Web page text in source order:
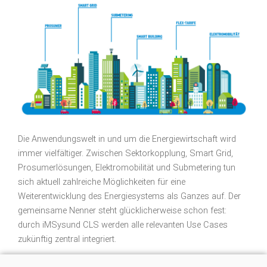
Die Anwendungswelt in und um die Energiewirtschaft wird
immer vielfältiger. Zwischen Sektorkopplung, Smart Grid,
Prosumerlösungen, Elektromobilität und Submetering tun
sich aktuell zahlreiche Möglichkeiten für eine
Weiterentwicklung des Energiesystems als Ganzes auf. Der
gemeinsame Nenner steht glücklicherweise schon fest:
durch iMSysund CLS werden alle relevanten Use Cases
zukünftig zentral integriert.